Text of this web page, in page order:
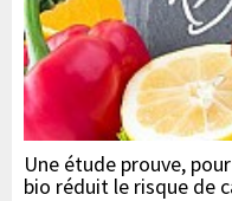
Une étude prouve,
bio réduit le risque de